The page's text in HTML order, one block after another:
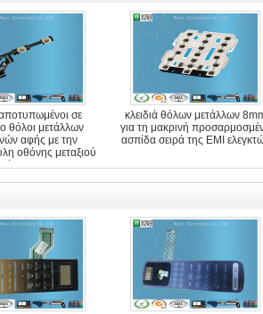
σε
θόλοι μετάλλων
αφής με την
οθόνης μεταξιού
της PET
κλειδιά θόλων μετάλλων
για τη μακρινή
ασπίδα σειρά της EMI